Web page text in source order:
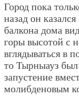
Город пока
назад он
балкона дома
горы высотой с
вглядываться в
то Тырныауз
запустение
молибденовым